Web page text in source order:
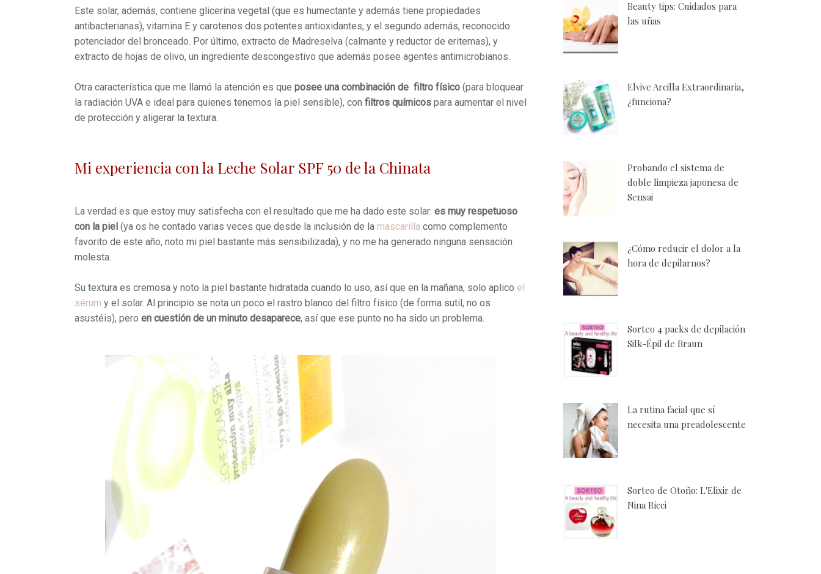
Este solar, además, contiene glicerina vegetal (que es humectante y además tiene propiedades
antibacterianas), vitamina E y carotenos dos potentes antioxidantes, y el segundo además, reconocido
potenciador del bronceado. Por último, extracto de Madreselva (calmante y reductor de eritemas), y
extracto de hojas de olivo, un ingrediente descongestivo que además posee agentes antimicrobianos.
Otra característica que me llamó la atención es que posee una combinación de filtro físico (para bloquear
la radiación UVA e ideal para quienes tenemos la piel sensible), con filtros químicos para aumentar el nivel
de protección y aligerar la textura.
Mi experiencia con la Leche Solar SPF 50 de la Chinata
La verdad es que estoy muy satisfecha con el resultado que me ha dado este solar: es muy respetuoso
con la piel (ya os he contado varias veces que desde la inclusión de la mascarilla como complemento
favorito de este año, noto mi piel bastante más sensibilizada), y no me ha generado ninguna sensación
molesta.
Su textura es cremosa y noto la piel bastante hidratada cuando lo uso, así que en la mañana, solo aplico el
sérum y el solar. Al principio se nota un poco el rastro blanco del filtro físico (de forma sutil, no os
asustéis), pero en cuestión de un minuto desaparece, así que ese punto no ha sido un problema.
Beauty tips: Cuidados para
las uñas
Elvive Arcilla Extraordinaria,
¿funciona?
Probando el sistema de
doble limpieza japonesa de
Sensai
¿Cómo reducir el dolor a la
hora de depilarnos?
Sorteo 4 packs de depilación
Silk-Épil de Braun
La rutina facial que sí
necesita una preadolescente
Sorteo de Otoño: L'Elixir de
Nina Ricci